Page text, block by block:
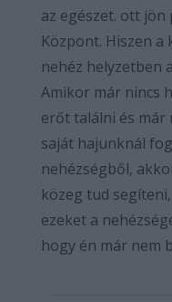
az egészet. ott jön
Központ. Hiszen a
nehéz helyzetben
Amikor már nincs
erőt találni és már
saját hajunknál
nehézségből,
közeg tud
ezeket a
hogy én már nem